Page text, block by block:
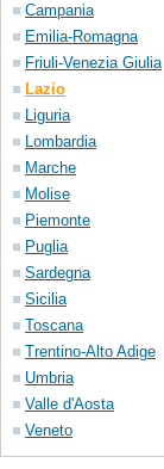
Campania
Emilia-Romagna
Friuli-Venezia Giulia
Lazio
Liguria
Lombardia
Marche
Molise
Piemonte
Puglia
Sardegna
Sicilia
Toscana
Trentino-Alto Adige
Umbria
Valle d'Aosta
Veneto